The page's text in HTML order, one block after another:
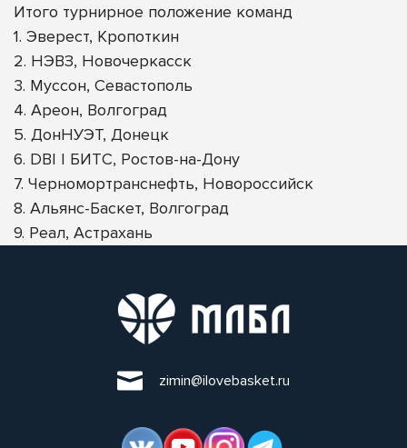
Итого турнирное положение команд
1. Эверест, Кропоткин
2. НЭВЗ, Новочеркасск
3. Муссон, Севастополь
4. Ареон, Волгоград
5. ДонНУЭТ, Донецк
6. DBI | БИТС, Ростов-на-Дону
7. Черномортранснефть, Новороссийск
8. Альянс-Баскет, Волгоград
9. Реал, Астрахань
zimin@ilovebasket.ru